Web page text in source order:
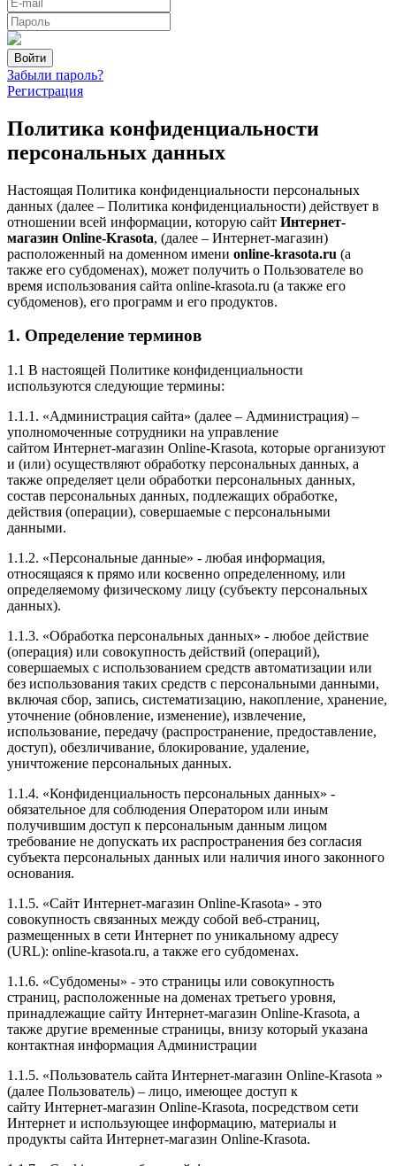
Забыли пароль?
Регистрация
Политика конфиденциальности
персональных данных
Настоящая Политика конфиденциальности персональных
данных (далее – Политика конфиденциальности) действует в
отношении всей информации, которую сайт Интернет-
магазин Online-Krasota, (далее – Интернет-магазин)
расположенный на доменном имени online-krasota.ru (а
также его субдоменах), может получить о Пользователе во
время использования сайта online-krasota.ru (а также его
субдоменов), его программ и его продуктов.
1. Определение терминов
1.1 В настоящей Политике конфиденциальности
используются следующие термины:
1.1.1. «Администрация сайта» (далее – Администрация) –
уполномоченные сотрудники на управление
сайтом Интернет-магазин Online-Krasota, которые организуют
и (или) осуществляют обработку персональных данных, а
также определяет цели обработки персональных данных,
состав персональных данных, подлежащих обработке,
действия (операции), совершаемые с персональными
данными.
1.1.2. «Персональные данные» - любая информация,
относящаяся к прямо или косвенно определенному, или
определяемому физическому лицу (субъекту персональных
данных).
1.1.3. «Обработка персональных данных» - любое действие
(операция) или совокупность действий (операций),
совершаемых с использованием средств автоматизации или
без использования таких средств с персональными данными,
включая сбор, запись, систематизацию, накопление, хранение,
уточнение (обновление, изменение), извлечение,
использование, передачу (распространение, предоставление,
доступ), обезличивание, блокирование, удаление,
уничтожение персональных данных.
1.1.4. «Конфиденциальность персональных данных» -
обязательное для соблюдения Оператором или иным
получившим доступ к персональным данным лицом
требование не допускать их распространения без согласия
субъекта персональных данных или наличия иного законного
основания.
1.1.5. «Сайт Интернет-магазин Online-Krasota» - это
совокупность связанных между собой веб-страниц,
размещенных в сети Интернет по уникальному адресу
(URL): online-krasota.ru, а также его субдоменах.
1.1.6. «Субдомены» - это страницы или совокупность
страниц, расположенные на доменах третьего уровня,
принадлежащие сайту Интернет-магазин Online-Krasota, а
также другие временные страницы, внизу который указана
контактная информация Администрации
1.1.5. «Пользователь сайта Интернет-магазин Online-Krasota »
(далее Пользователь) – лицо, имеющее доступ к
сайту Интернет-магазин Online-Krasota, посредством сети
Интернет и использующее информацию, материалы и
продукты сайта Интернет-магазин Online-Krasota.